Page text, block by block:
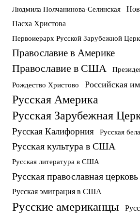
Людмила Полчанинова-Селинская
Пасха Христова
Первоиерарх Русской Зарубежной
Православие в Америке
Православие в США
Рождество Христово Российская
Русская Америка
Русская Зарубежная
Русская Калифорния Русская
Русская культура в США
Русская литература в США
Русская православная церковь
Русская эмиграция в США
Русские американцы